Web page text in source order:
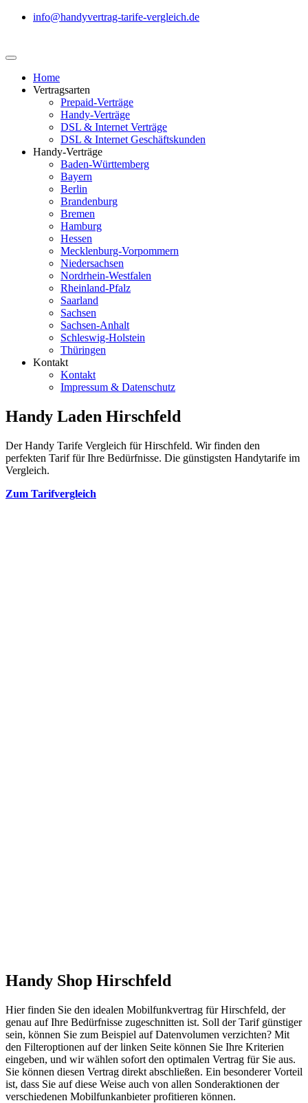
info@handyvertrag-tarife-vergleich.de
Home
Vertragsarten
Prepaid-Verträge
Handy-Verträge
DSL & Internet Verträge
DSL & Internet Geschäftskunden
Handy-Verträge
Baden-Württemberg
Bayern
Berlin
Brandenburg
Bremen
Hamburg
Hessen
Mecklenburg-Vorpommern
Niedersachsen
Nordrhein-Westfalen
Rheinland-Pfalz
Saarland
Sachsen
Sachsen-Anhalt
Schleswig-Holstein
Thüringen
Kontakt
Kontakt
Impressum & Datenschutz
Handy Laden Hirschfeld
Der Handy Tarife Vergleich für Hirschfeld. Wir finden den
perfekten Tarif für Ihre Bedürfnisse. Die günstigsten Handytarife im
Vergleich.
Zum Tarifvergleich
Handy Shop Hirschfeld
Hier finden Sie den idealen Mobilfunkvertrag für Hirschfeld, der
genau auf Ihre Bedürfnisse zugeschnitten ist. Soll der Tarif günstiger
sein, können Sie zum Beispiel auf Datenvolumen verzichten? Mit
den Filteroptionen auf der linken Seite können Sie Ihre Kriterien
eingeben, und wir wählen sofort den optimalen Vertrag für Sie aus.
Sie können diesen Vertrag direkt abschließen. Ein besonderer Vorteil
ist, dass Sie auf diese Weise auch von allen Sonderaktionen der
verschiedenen Mobilfunkanbieter profitieren können.